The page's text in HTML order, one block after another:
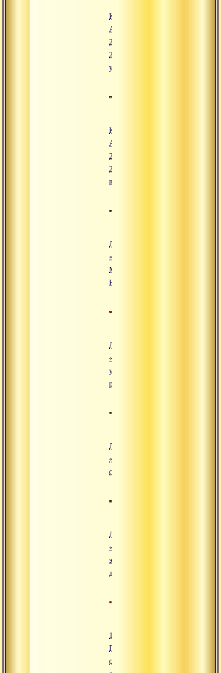
Конгресс
Адвайты.
23 июля
2008,
утро
Конгресс
Адвайты.
22 июля
2008,
вечер
Лекция
«Шравана,
Манана,
Нидидхьясана»
Лекция
«Четыре
уровня
реальности»
Лекция
«Типы
существ»
Лекция
«Путь
эволюции
души»
17.07.2010
Практиковать в
соответствии с